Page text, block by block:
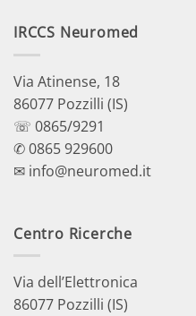
IRCCS Neuromed
Via Atinense, 18
86077 Pozzilli (IS)
☏ 0865/9291
✆ 0865 929600
✉ info@neuromed.it
Centro Ricerche
Via dell’Elettronica
86077 Pozzilli (IS)